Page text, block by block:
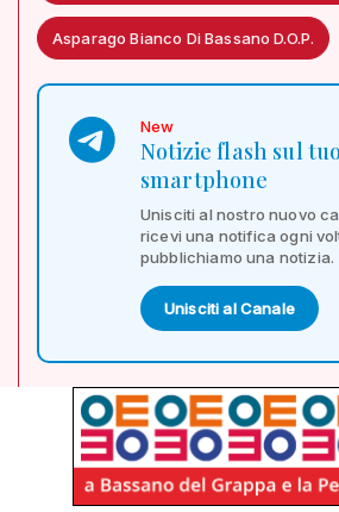
Asparago Bianco Di Bassano D.O.P.
New
Notizie flash sul tuo
smartphone
Unisciti al nostro nuovo
ricevi una notifica ogni
pubblichiamo una notizia.
Unisciti al Canale